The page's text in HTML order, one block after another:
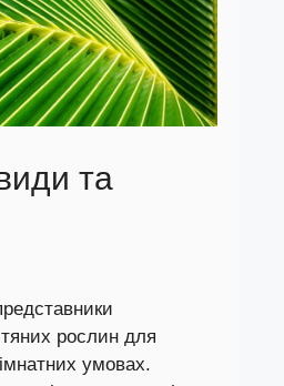
та
рослин для
умовах.